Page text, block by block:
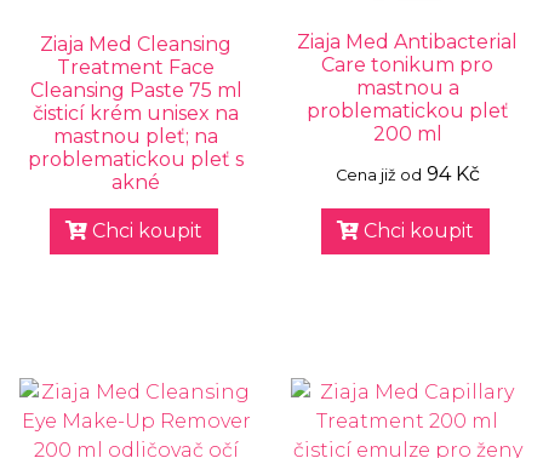
Ziaja Med Cleansing
Treatment Face
Cleansing Paste 75 ml
čisticí krém unisex na
mastnou pleť; na
problematickou pleť s
akné
Chci koupit
Ziaja Med Antibacterial
Care tonikum pro
mastnou a
problematickou pleť
200 ml
Cena již od 94 Kč
Chci koupit